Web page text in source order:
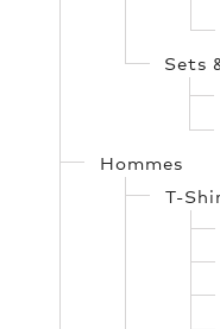
Sets
Hommes
T-